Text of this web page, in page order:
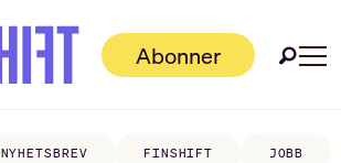
Abonner
NYHETSBREV FINSHIFT JOBB